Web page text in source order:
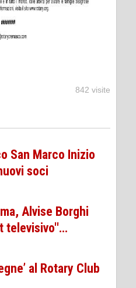
842 visite
San Marco Inizio
soci
Alvise Borghi
televisivo''…
al Rotary Club